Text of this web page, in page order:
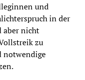
und
in der
aber nicht
zu
notwendige